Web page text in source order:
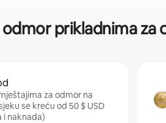
prikladnima za
za odmor na
se kreću od 50 $ USD
i naknada)